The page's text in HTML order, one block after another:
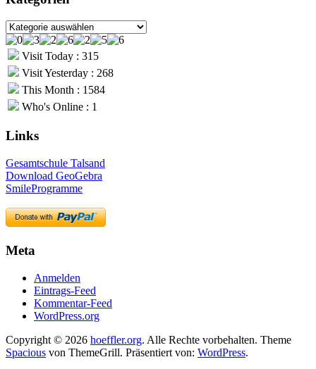
Kategorien
Visit Today : 315
Visit Yesterday : 268
This Month : 1584
Who's Online : 1
Links
Gesamtschule Talsand
Download GeoGebra
SmileProgramme
Meta
Anmelden
Eintrags-Feed
Kommentar-Feed
WordPress.org
Copyright © 2026 hoeffler.org. Alle Rechte vorbehalten. Theme
Spacious von ThemeGrill. Präsentiert von: WordPress.